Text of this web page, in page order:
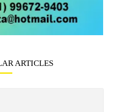
ARTICLES